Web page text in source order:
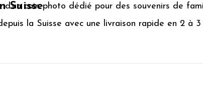
coin photo dédié pour des souvenirs de
Suisse
la Suisse avec une livraison rapide en 2 à